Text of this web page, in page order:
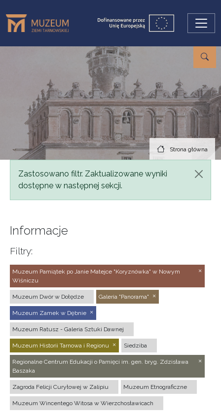
Strona główna
Komunikat
Zastosowano filtr. Zaktualizowane wyniki
dostępne w następnej sekcji.
Informacje
Filtry:
Muzeum Pamiątek po Janie Matejce "Koryznówka" w Nowym
Wiśniczu
Muzeum Dwór w Dołędze Galeria "Panorama"
Muzeum Zamek w Dębnie
Muzeum Ratusz - Galeria Sztuki Dawnej
Muzeum Historii Tarnowa i Regionu Siedziba
Regionalne Centrum Edukacji o Pamięci im. gen. bryg. Zdzisława
Baszaka
Zagroda Felicji Curyłowej w Zalipiu Muzeum Etnograficzne
Muzeum Wincentego Witosa w Wierzchosławicach